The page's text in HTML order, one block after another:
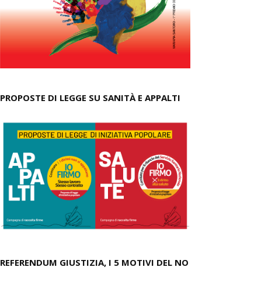
PROPOSTE DI LEGGE SU SANITÀ E APPALTI
REFERENDUM GIUSTIZIA, I 5 MOTIVI DEL NO